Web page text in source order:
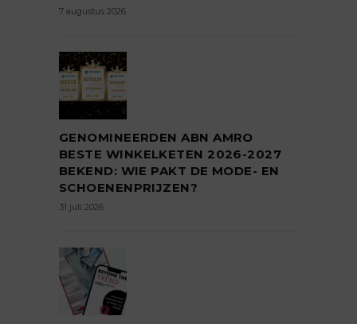
7 augustus 2026
GENOMINEERDEN ABN AMRO
BESTE WINKELKETEN 2026-2027
BEKEND: WIE PAKT DE MODE- EN
SCHOENENPRIJZEN?
31 juli 2026